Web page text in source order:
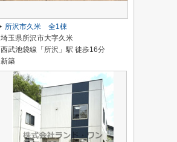
所沢市久米 全1棟
埼玉県所沢市大字久米
西武池袋線「所沢」駅 徒歩16分
新築